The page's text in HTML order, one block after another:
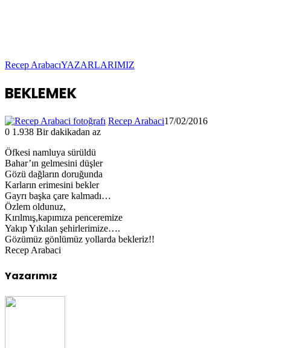
Recep ArabacıYAZARLARIMIZ
BEKLEMEK
Recep Arabaci17/02/2016
0 1.938 Bir dakikadan az
Öfkesi namluya sürüldü
Bahar’ın gelmesini düşler
Gözü dağların doruğunda
Karların erimesini bekler
Gayrı başka çare kalmadı…
Özlem oldunuz,
Kırılmış,kapımıza penceremize
Yakıp Yıkılan şehirlerimize….
Gözümüz gönlümüz yollarda bekleriz!!
Recep Arabaci
Yazarımız